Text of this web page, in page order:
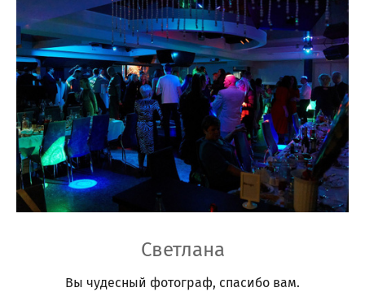
Светлана
Вы чудесный фотограф, спасибо вам.